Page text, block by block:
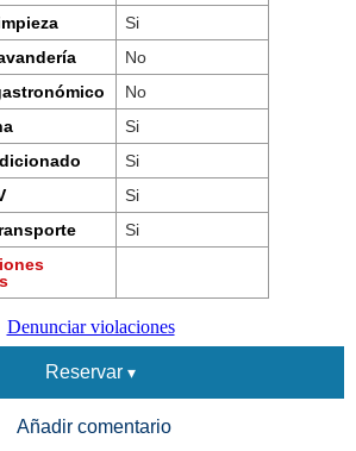
Si
No
No
Si
Si
Si
Si
Denunciar violaciones
Reservar
Añadir comentario